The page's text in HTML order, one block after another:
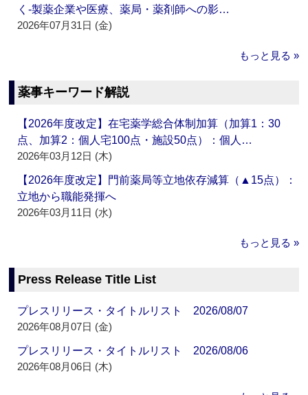
く‐製薬企業や医療、薬局・薬剤師への影…
2026年07月31日 (金)
もっと見る »
薬事キーワード解説
【2026年度改定】在宅薬学総合体制加算（加算1：30
点、加算2：個人宅100点・施設50点）：個人…
2026年03月12日 (木)
【2026年度改定】門前薬局等立地依存減算（▲15点）：
立地から職能発揮へ
2026年03月11日 (水)
もっと見る »
Press Release Title List
プレスリリース・タイトルリスト 2026/08/07
2026年08月07日 (金)
プレスリリース・タイトルリスト 2026/08/06
2026年08月06日 (木)